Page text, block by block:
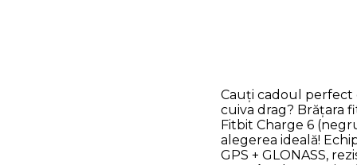
Cauți cadoul perfect
cuiva drag? Brățara
Fitbit Charge 6
alegerea ideală!
GPS + GLONASS,